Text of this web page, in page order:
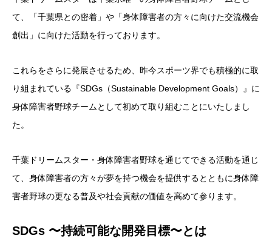
て、「千葉県との密着」や「身体障害者の方々に向けた交流機会
創出」に向けた活動を行っております。
これらをさらに発展させるため、昨今スポーツ界でも積極的に取
り組まれている『SDGs（Sustainable Development Goals）』に
身体障害者野球チームとして初めて取り組むことにいたしまし
た。
千葉ドリームスター・身体障害者野球を通じてできる活動を通じ
て、身体障害者の方々が夢を持つ機会を提供するとともに身体障
害者野球の更なる普及や社会貢献の価値を高めて参ります。
SDGs 〜持続可能な開発目標〜とは